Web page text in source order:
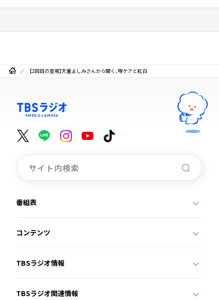
【2回目の登場】天童よしみさんから聞く、喉ケアと紅白
番組表
コンテンツ
TBSラジオ情報
TBSラジオ関連情報